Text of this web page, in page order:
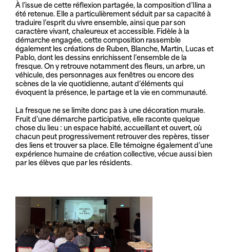
À l’issue de cette réflexion partagée, la composition d’Ilina a
été retenue. Elle a particulièrement séduit par sa capacité à
traduire l’esprit du vivre ensemble, ainsi que par son
caractère vivant, chaleureux et accessible. Fidèle à la
démarche engagée, cette composition rassemble
également les créations de Ruben, Blanche, Martin, Lucas et
Pablo, dont les dessins enrichissent l’ensemble de la
fresque. On y retrouve notamment des fleurs, un arbre, un
véhicule, des personnages aux fenêtres ou encore des
scènes de la vie quotidienne, autant d’éléments qui
évoquent la présence, le partage et la vie en communauté.
La fresque ne se limite donc pas à une décoration murale.
Fruit d’une démarche participative, elle raconte quelque
chose du lieu : un espace habité, accueillant et ouvert, où
chacun peut progressivement retrouver des repères, tisser
des liens et trouver sa place. Elle témoigne également d’une
expérience humaine de création collective, vécue aussi bien
par les élèves que par les résidents.